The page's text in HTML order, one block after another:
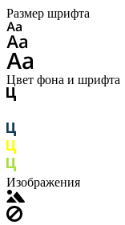
Размер шрифта
Цвет фона и шрифта
Изображения